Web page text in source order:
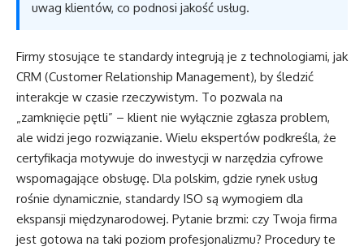
uwag klientów, co podnosi jakość usług.
Firmy stosujące te standardy integrują je z technologiami, jak
CRM (Customer Relationship Management), by śledzić
interakcje w czasie rzeczywistym. To pozwala na
„zamknięcie pętli” – klient nie wyłącznie zgłasza problem,
ale widzi jego rozwiązanie. Wielu ekspertów podkreśla, że
certyfikacja motywuje do inwestycji w narzędzia cyfrowe
wspomagające obsługę. Dla polskim, gdzie rynek usług
rośnie dynamicznie, standardy ISO są wymogiem dla
ekspansji międzynarodowej. Pytanie brzmi: czy Twoja firma
jest gotowa na taki poziom profesjonalizmu? Procedury te